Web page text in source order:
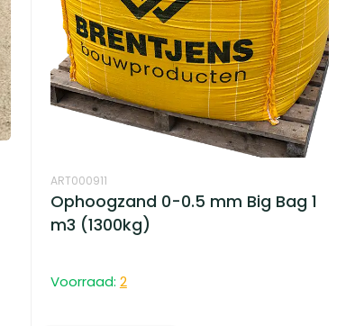
ART000911
Ophoogzand 0-0.5 mm Big Bag 1
m3 (1300kg)
Voorraad: 2